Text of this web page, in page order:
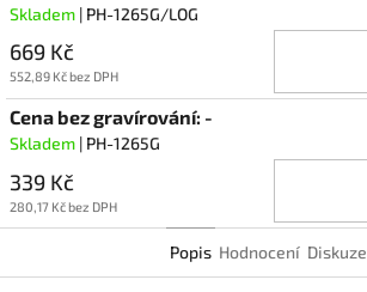
Skladem | PH-1265G/LOG
669 Kč
552,89 Kč bez DPH
Cena bez gravírování: -
Skladem | PH-1265G
339 Kč
280,17 Kč bez DPH
Popis Hodnocení Diskuze